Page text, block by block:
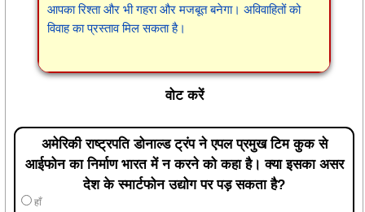
आपका रिश्ता और भी गहरा और मजबूत बनेगा। अविवाहितों को
विवाह का प्रस्ताव मिल सकता है।
वोट करें
अमेरिकी राष्ट्रपति डोनाल्ड ट्रंप ने एपल प्रमुख टिम कुक से
आईफोन का निर्माण भारत में न करने को कहा है। क्या इसका असर
देश के स्मार्टफोन उद्योग पर पड़ सकता है?
हाँ